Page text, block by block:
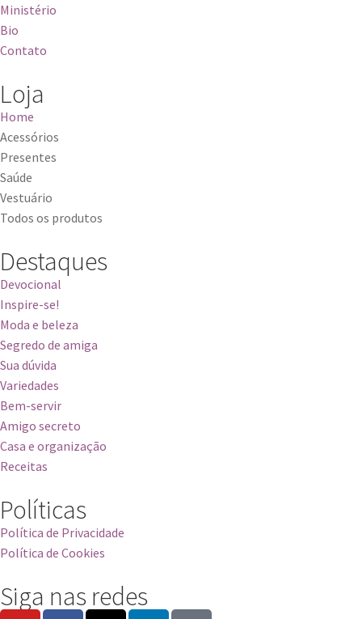
Ministério
Bio
Contato
Loja
Home
Acessórios
Presentes
Saúde
Vestuário
Todos os produtos
Destaques
Devocional
Inspire-se!
Moda e beleza
Segredo de amiga
Sua dúvida
Variedades
Bem-servir
Amigo secreto
Casa e organização
Receitas
Políticas
Política de Privacidade
Política de Cookies
Siga nas redes